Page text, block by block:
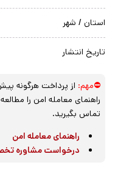
استان / شهر
تاریخ انتشار
⛔مهم: از پرداخت هرگونه
راهنمای معامله امن را
تماس بگیرید.
راهنمای معامله امن
درخواست مشاوره